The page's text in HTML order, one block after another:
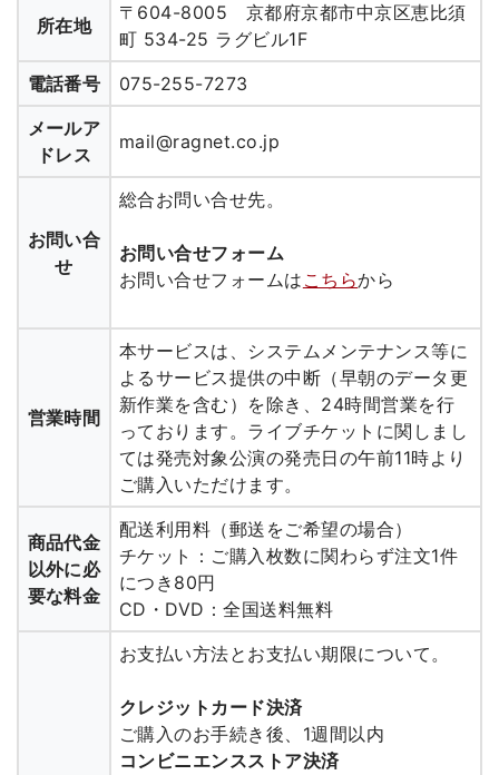
所在地
〒604-8005 京都府京都市中京区恵比須
町 534-25 ラグビル1F
電話番号
075-255-7273
メールア
ドレス
mail@ragnet.co.jp
お問い合
せ
総合お問い合せ先。
お問い合せフォーム
お問い合せフォームは こちらから
営業時間
本サービスは、システムメンテナンス等に
よるサービス提供の中断（早朝のデータ更
新作業を含む）を除き、24時間営業を行
っております。ライブチケットに関しまし
ては発売対象公演の発売日の午前11時より
ご購入いただけます。
商品代金
以外に必
要な料金
配送利用料（郵送をご希望の場合）
チケット：ご購入枚数に関わらず注文1件
につき80円
CD・DVD：全国送料無料
お支払い方法とお支払い期限について。
クレジットカード決済
ご購入のお手続き後、1週間以内
コンビニエンスストア決済